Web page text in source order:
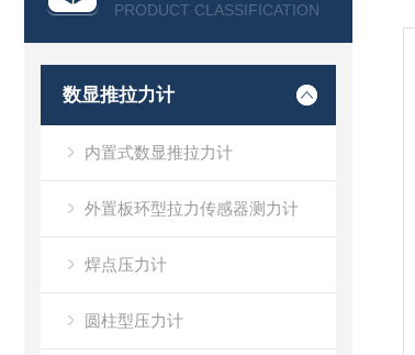
PRODUCT CLASSIFICATION
数显推拉力计
内置式数显推拉力计
外置板环型拉力传感器测力计
焊点压力计
圆柱型压力计